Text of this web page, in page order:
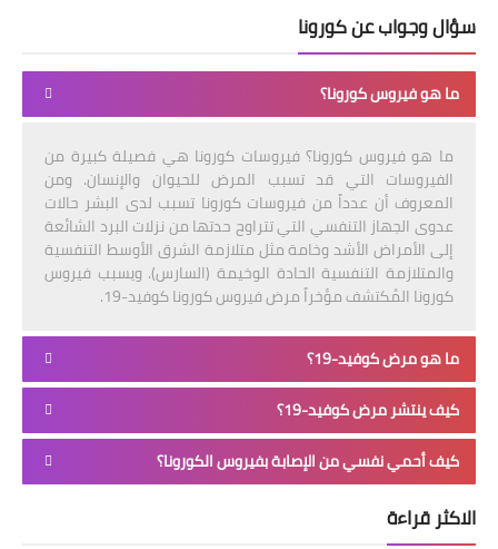
سؤال وجواب عن كورونا
ما هو فيروس كورونا؟
ما هو فيروس كورونا؟ فيروسات كورونا هي فصيلة كبيرة من
الفيروسات التي قد تسبب المرض للحيوان والإنسان. ومن
المعروف أن عدداً من فيروسات كورونا تسبب لدى البشر حالات
عدوى الجهاز التنفسي التي تتراوح حدتها من نزلات البرد الشائعة
إلى الأمراض الأشد وخامة مثل متلازمة الشرق الأوسط التنفسية
والمتلازمة التنفسية الحادة الوخيمة (السارس). ويسبب فيروس
كورونا المُكتشف مؤخراً مرض فيروس كورونا كوفيد-19.
ما هو مرض كوفيد-19؟
كيف ينتشر مرض كوفيد-19؟
كيف أحمي نفسي من الإصابة بفيروس الكورونا؟
الاكثر قراءة